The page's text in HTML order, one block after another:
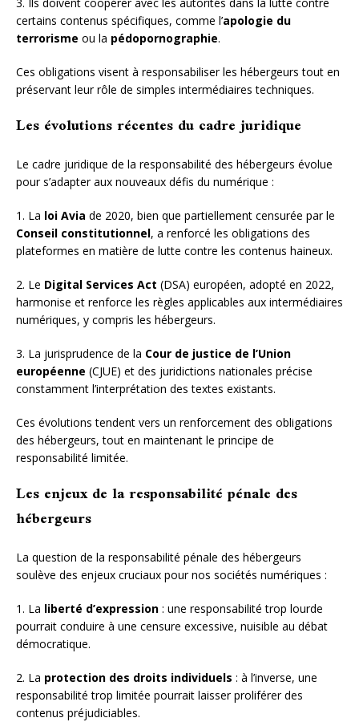
certains contenus spécifiques, comme l’apologie du
terrorisme ou la pédopornographie.
Ces obligations visent à responsabiliser les hébergeurs tout en
préservant leur rôle de simples intermédiaires techniques.
Les évolutions récentes du cadre juridique
Le cadre juridique de la responsabilité des hébergeurs évolue
pour s’adapter aux nouveaux défis du numérique :
1. La loi Avia de 2020, bien que partiellement censurée par le
Conseil constitutionnel, a renforcé les obligations des
plateformes en matière de lutte contre les contenus haineux.
2. Le Digital Services Act (DSA) européen, adopté en 2022,
harmonise et renforce les règles applicables aux intermédiaires
numériques, y compris les hébergeurs.
3. La jurisprudence de la Cour de justice de l’Union
européenne (CJUE) et des juridictions nationales précise
constamment l’interprétation des textes existants.
Ces évolutions tendent vers un renforcement des obligations
des hébergeurs, tout en maintenant le principe de
responsabilité limitée.
Les enjeux de la responsabilité pénale des
hébergeurs
La question de la responsabilité pénale des hébergeurs
soulève des enjeux cruciaux pour nos sociétés numériques :
1. La liberté d’expression : une responsabilité trop lourde
pourrait conduire à une censure excessive, nuisible au débat
démocratique.
2. La protection des droits individuels : à l’inverse, une
responsabilité trop limitée pourrait laisser proliférer des
contenus préjudiciables.